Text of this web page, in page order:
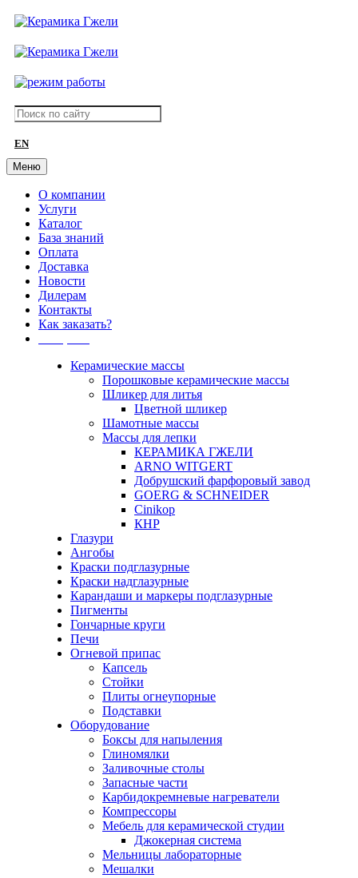
EN
Меню
О компании
Услуги
Каталог
База знаний
Оплата
Доставка
Новости
Дилерам
Контакты
Как заказать?
Керамические массы
Порошковые керамические массы
Шликер для литья
Цветной шликер
Шамотные массы
Массы для лепки
КЕРАМИКА ГЖЕЛИ
ARNO WITGERT
Добрушский фарфоровый завод
GOERG & SCHNEIDER
Cinikop
КНР
Глазури
Ангобы
Краски подглазурные
Краски надглазурные
Карандаши и маркеры подглазурные
Пигменты
Гончарные круги
Печи
Огневой припас
Капсель
Стойки
Плиты огнеупорные
Подставки
Оборудование
Боксы для напыления
Глиномялки
Заливочные столы
Запасные части
Карбидокремневые нагреватели
Компрессоры
Мебель для керамической студии
Джокерная система
Мельницы лабораторные
Мешалки